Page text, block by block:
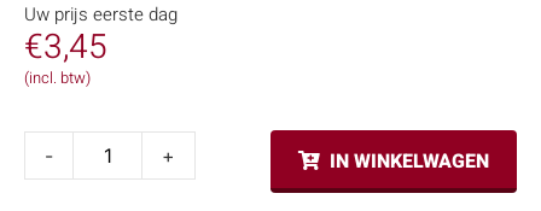
Uw prijs eerste dag
€3,45
(incl. btw)
- + IN WINKELWAGEN